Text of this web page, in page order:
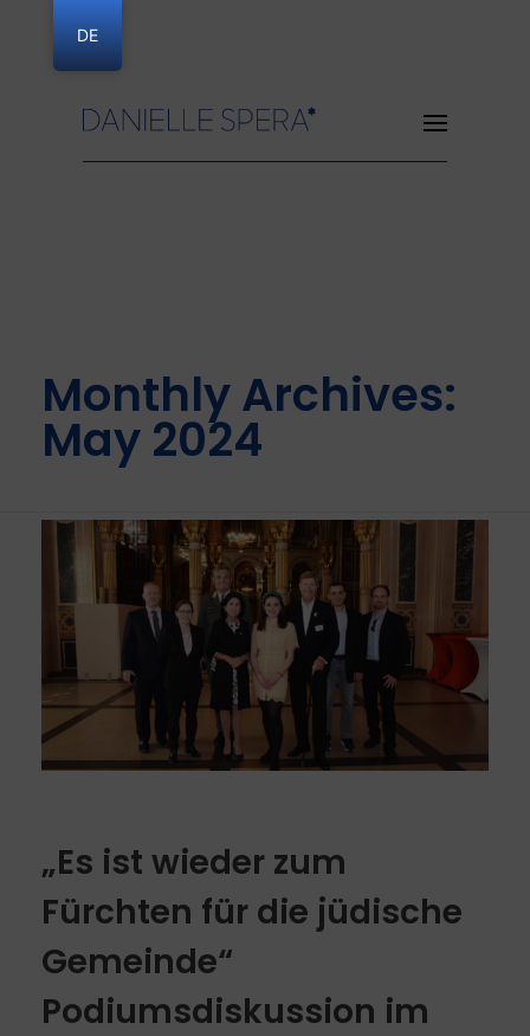
Monthly Archives:
May 2024
„Es ist wieder zum
Fürchten für die jüdische
Gemeinde“
Podiumsdiskussion im
DE